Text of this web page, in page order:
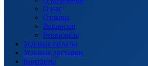
О нас
Отзывы
Вакансии
Реквизиты
Условия оплаты
Условия доставки
Контакты